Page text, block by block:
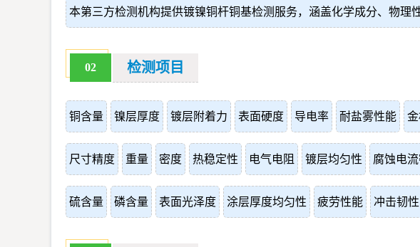
本第三方检测机构提供镀镍铜杆铜基检测服务，涵盖化学成分、物理
02 检测项目
铜含量 镍层厚度 镀层附着力 表面硬度 导电率 耐盐雾性能
尺寸精度 重量 密度 热稳定性 电气电阻 镀层均匀性 腐蚀电
硫含量 磷含量 表面光泽度 涂层厚度均匀性 疲劳性能 冲击韧性